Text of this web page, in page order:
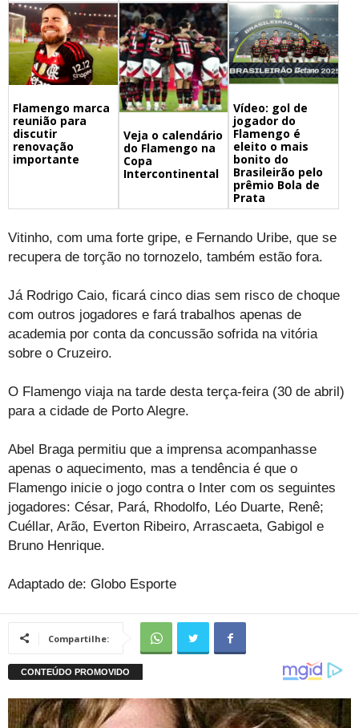
Flamengo marca
reunião para
discutir
renovação
importante
Veja o calendário
do Flamengo na
Copa
Intercontinental
Vídeo: gol de
jogador do
Flamengo é
eleito o mais
bonito do
Brasileirão pelo
prêmio Bola de
Prata
Vitinho, com uma forte gripe, e Fernando Uribe, que se
recupera de torção no tornozelo, também estão fora.
Já Rodrigo Caio, ficará cinco dias sem risco de choque
com outros jogadores e fará trabalhos apenas de
academia por conta da concussão sofrida na vitória
sobre o Cruzeiro.
O Flamengo viaja na tarde desta terça-feira (30 de abril)
para a cidade de Porto Alegre.
Abel Braga permitiu que a imprensa acompanhasse
apenas o aquecimento, mas a tendência é que o
Flamengo inicie o jogo contra o Inter com os seguintes
jogadores: César, Pará, Rhodolfo, Léo Duarte, Renê;
Cuéllar, Arão, Everton Ribeiro, Arrascaeta, Gabigol e
Bruno Henrique.
Adaptado de: Globo Esporte
Compartilhe: